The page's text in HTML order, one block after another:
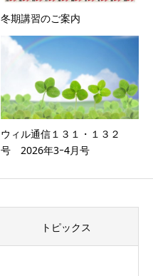
冬期講習のご案内
ウィル通信１３１・１３２
号 2026年3ｰ4月号
トピックス